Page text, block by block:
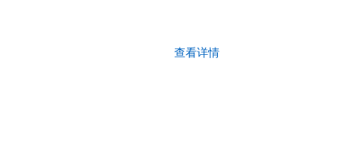
查看详情